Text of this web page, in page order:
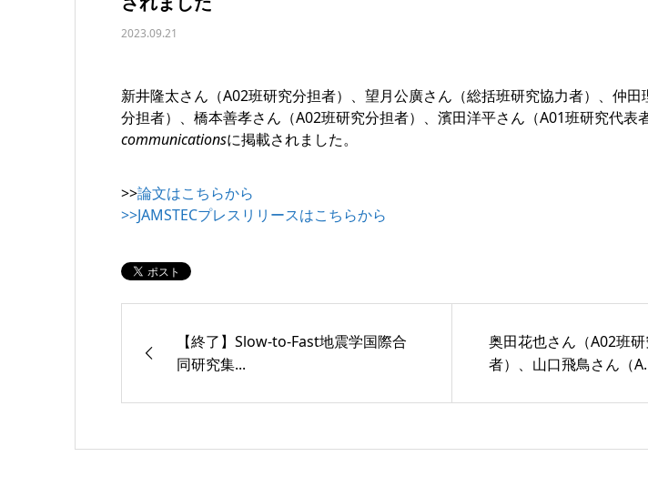
2023.09.21
新井隆太さん（A02班研究分担者）、望月公廣さん（総括班研究協力者）、仲
分担者）、橋本善孝さん（A02班研究分担者）、濱田洋平さん（A01班研究代表
communicationsに掲載されました。
>>論文はこちらから
>>JAMSTECプレスリリースはこちらから
【終了】Slow-to-Fast地震学国際合
同研究集...
奥田花也さん（A02班
者）、山口飛鳥さん（